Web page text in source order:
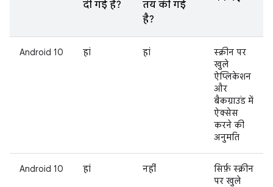
दी गई है?
तय की गई
है?
Android 10 हां हां
स्क्रीन पर
खुले
ऐप्लिकेशन
और
बैकग्राउंड में
ऐक्सेस
करने की
अनुमति
Android 10 हां नहीं
सिर्फ़ स्क्रीन
पर खुले